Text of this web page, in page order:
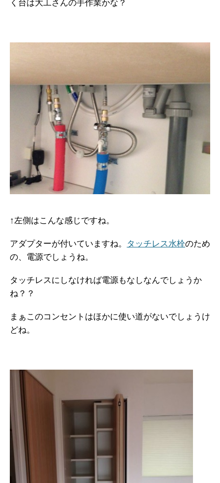
く台は大工さんの手作業かな？
↑左側はこんな感じですね。
アダプターが付いていますね。 タッチレス水栓のため
の、電源でしょうね。
タッチレスにしなければ電源もなしなんでしょうか
ね？？
まぁこのコンセントはほかに使い道がないでしょうけ
どね。